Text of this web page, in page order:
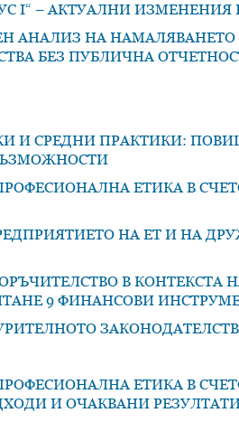
I“ – АКТУАЛНИ ИЗМЕНЕНИЯ
АНАЛИЗ НА
БЕЗ ПУБЛИЧНА
И СРЕДНИ ПРАКТИКИ:
ЕТИКА В
НА ЕТ И НА
В КОНТЕКСТА
9 ФИНАНСОВИ
ЕТИКА В
И ОЧАКВАНИ